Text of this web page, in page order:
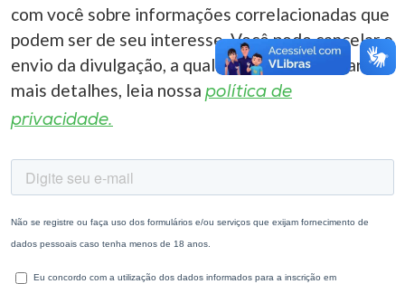
com você sobre informações correlacionadas que
podem ser de seu interesse. Você pode cancelar o
envio da divulgação, a qualquer momento. Para
mais detalhes, leia nossa política de
privacidade.